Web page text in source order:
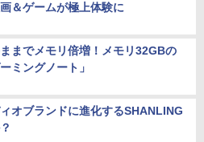
＆ゲームが極上体験に
までメモリ倍増！メモリ32GBの
ミングノート」
オブランドに進化するSHANLING